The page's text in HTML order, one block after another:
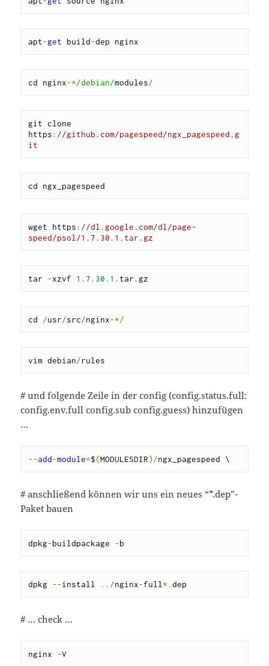
apt-get build-dep nginx
cd nginx-*/debian/modules/
git clone
https: //github.com/pagespeed/ngx_pagespeed.g
it
cd ngx_pagespeed
wget https: //dl.google.com/dl/page-
speed/psol/1.7.30.1.tar.gz
tar -xzvf 1.7. 30.1 . tar.gz
cd /usr/src/nginx-*/
vim debian/rules
# und folgende Zeile in der config (config.status.full:
config.env.full config.sub config.guess) hinzufügen
…
--add-module=$(MODULESDIR)/ngx_pagespeed \
# anschließend können wir uns ein neues “*.dep”-
Paket bauen
dpkg-buildpackage -b
dpkg --install ../nginx-full*.dep
# … check …
nginx -V